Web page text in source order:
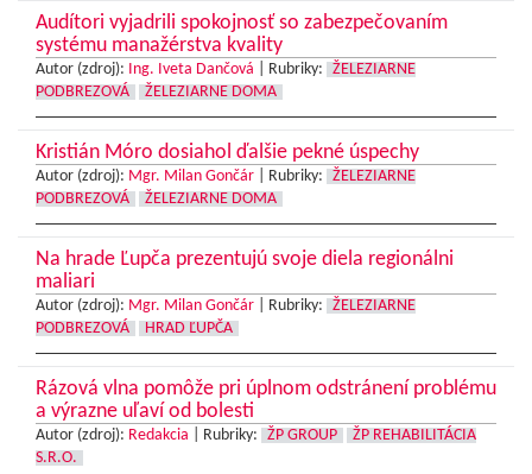
Audítori vyjadrili spokojnosť so zabezpečovaním
systému manažérstva kvality
Autor (zdroj): Ing. Iveta Dančová Rubriky:
ŽELEZIARNE
PODBREZOVÁ
ŽELEZIARNE DOMA
Kristián Móro dosiahol ďalšie pekné úspechy
Autor (zdroj): Mgr. Milan Gončár Rubriky:
ŽELEZIARNE
PODBREZOVÁ
ŽELEZIARNE DOMA
Na hrade Ľupča prezentujú svoje diela regionálni
maliari
Autor (zdroj): Mgr. Milan Gončár Rubriky:
ŽELEZIARNE
PODBREZOVÁ
HRAD ĽUPČA
Rázová vlna pomôže pri úplnom odstránení problému
a výrazne uľaví od bolesti
Autor (zdroj): Redakcia Rubriky: ŽP GROUP
ŽP REHABILITÁCIA
S.R.O.